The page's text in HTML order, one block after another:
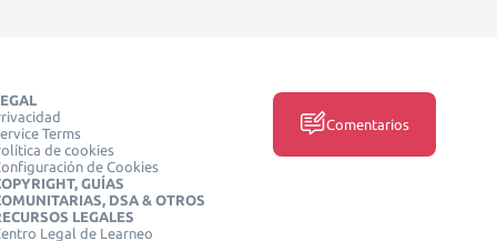
Terms
de cookies
de Cookies
GUÍAS
DSA & OTROS
LEGALES
Legal de Learneo
Comentarios